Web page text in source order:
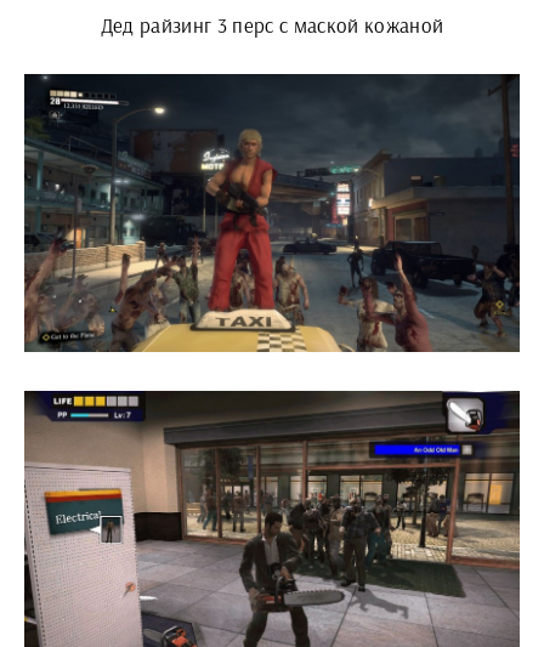
Дед райзинг 3 перс с маской кожаной